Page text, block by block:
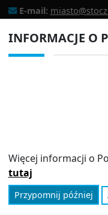
E-mail:
PRZYDATNE
Polityka prywatności
Informator
INFORMACJE O
Więcej informacji o
tutaj
Przypomnij później